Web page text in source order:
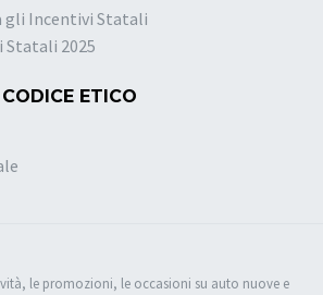
gli Incentivi Statali
2025
ETICO
le promozioni, le occasioni su auto nuove e